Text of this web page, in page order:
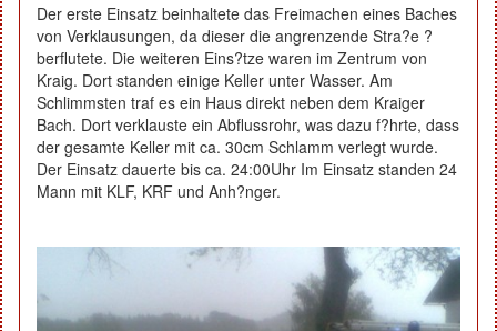
Der erste Einsatz beinhaltete das Freimachen eines Baches
von Verklausungen, da dieser die angrenzende Stra?e ?
berflutete. Die weiteren Eins?tze waren im Zentrum von
Kraig. Dort standen einige Keller unter Wasser. Am
Schlimmsten traf es ein Haus direkt neben dem Kraiger
Bach. Dort verklauste ein Abflussrohr, was dazu f?hrte, dass
der gesamte Keller mit ca. 30cm Schlamm verlegt wurde.
Der Einsatz dauerte bis ca. 24:00Uhr Im Einsatz standen 24
Mann mit KLF, KRF und Anh?nger.